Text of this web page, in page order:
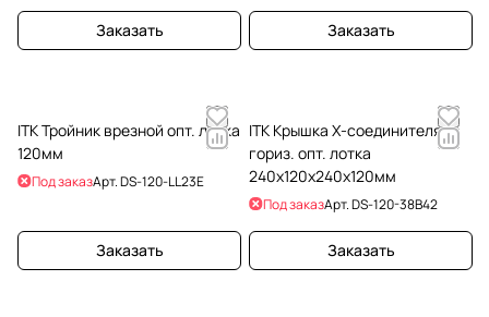
Заказать Заказать
ITK Тройник врезной опт. лотка
120мм
Под заказАрт.DS-120-LL23E
Заказать
ITK Крышка Х-соединителя
гориз. опт. лотка
240х120х240х120мм
Под заказАрт.DS-120-38B42
Заказать